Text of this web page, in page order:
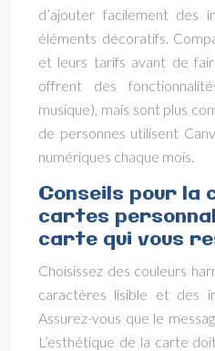
d’ajouter facilement des
éléments décoratifs.
et leurs tarifs avant de
offrent des
musique), mais sont plus
de personnes utilisent
numériques chaque mois.
Conseils pour la
cartes
carte qui vous
Choisissez des couleurs
caractères lisible et des
Assurez-vous que le
L’esthétique de la carte